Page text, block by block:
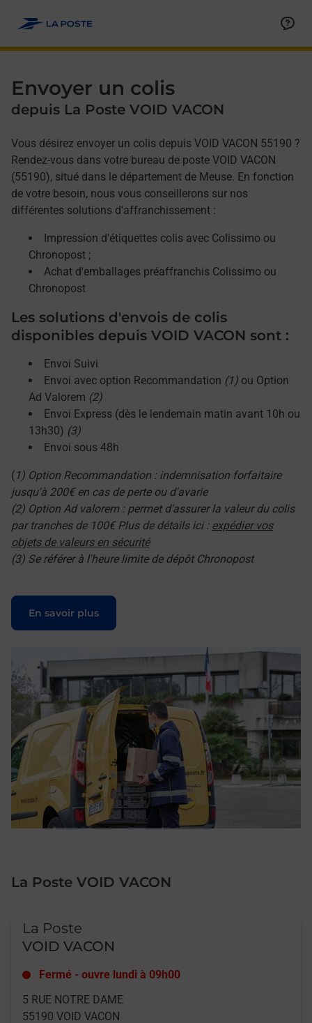
Envoyer un colis
depuis La Poste VOID VACON
Vous désirez envoyer un colis depuis VOID VACON 55190 ?
Rendez-vous dans votre bureau de poste VOID VACON
(55190), situé dans le département de Meuse. En fonction
de votre besoin, nous vous conseillerons sur nos
différentes solutions d'affranchissement :
Impression d'étiquettes colis avec Colissimo ou
Chronopost ;
Achat d'emballages préaffranchis Colissimo ou
Chronopost
Les solutions d'envois de colis
disponibles depuis VOID VACON sont :
Envoi Suivi
Envoi avec option Recommandation (1) ou Option
Ad Valorem (2)
Envoi Express (dès le lendemain matin avant 10h ou
13h30) (3)
Envoi sous 48h
( 1) Option Recommandation : indemnisation forfaitaire
jusqu'à 200€ en cas de perte ou d'avarie
(2) Option Ad valorem : permet d'assurer la valeur du colis
par tranches de 100€ Plus de détails ici : expédier vos
objets de valeurs en sécurité
(3) Se référer à l'heure limite de dépôt Chronopost
En savoir plus
Le lien s'ouvre dans un nouvel onglet
La Poste VOID VACON
La Poste
VOID VACON
Fermé - ouvre lundi à 09h00
5 RUE NOTRE DAME
55190 VOID VACON